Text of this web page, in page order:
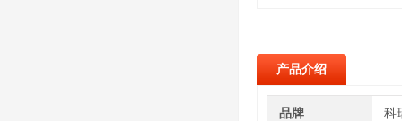
产品介绍
品牌 科